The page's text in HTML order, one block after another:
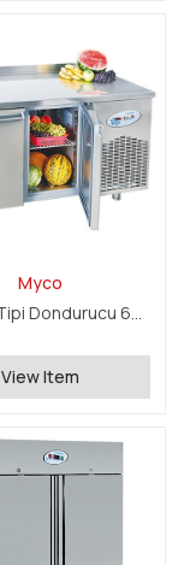
Myco
Tezgah Tipi Dondurucu 600 Serisi
View Item